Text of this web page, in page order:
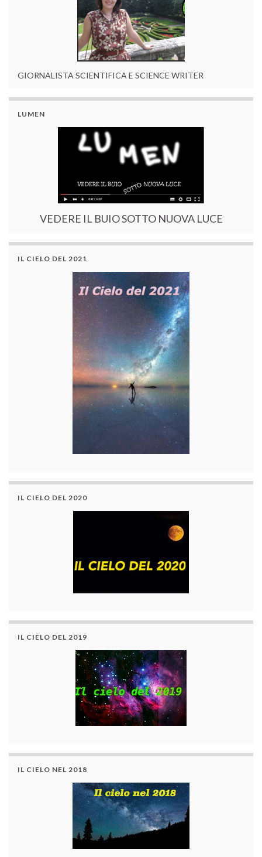
GIORNALISTA SCIENTIFICA E SCIENCE WRITER
LUMEN
VEDERE IL BUIO SOTTO NUOVA LUCE
IL CIELO DEL 2021
IL CIELO DEL 2020
IL CIELO DEL 2019
IL CIELO NEL 2018